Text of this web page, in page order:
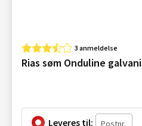
3 anmeldelse
Rias søm Onduline
Leveres til: